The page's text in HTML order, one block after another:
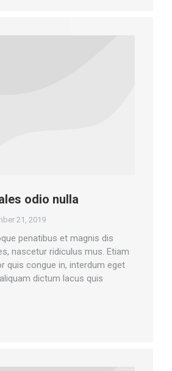
odio nulla
21, 2019
penatibus et magnis dis
nascetur ridiculus mus. Etiam
quis congue in, interdum eget
dictum lacus quis